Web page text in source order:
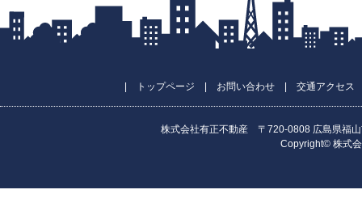
トップページ お問い合わせ 交通アクセス
株式会社有正不動産 〒720-0808 広島県福
Copyright© 株式